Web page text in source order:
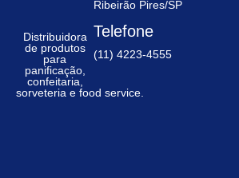
Distribuidora
de produtos
para
panificação,
confeitaria,
sorveteria e food service.
Ribeirão Pires/SP
Telefone
(11) 4223-4555